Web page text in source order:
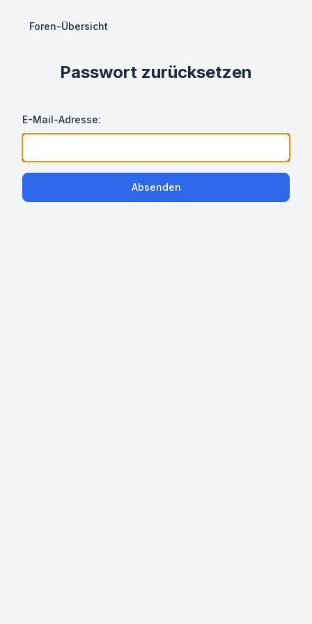
Foren-Übersicht
Passwort zurücksetzen
E-Mail-Adresse:
Absenden